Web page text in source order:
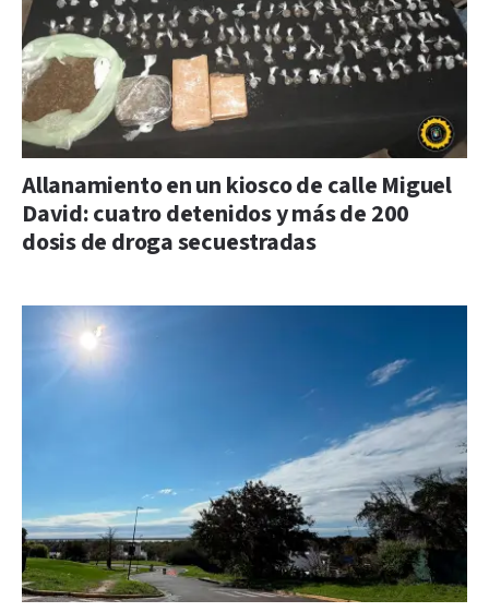
Allanamiento en un kiosco de calle Miguel
David: cuatro detenidos y más de 200
dosis de droga secuestradas